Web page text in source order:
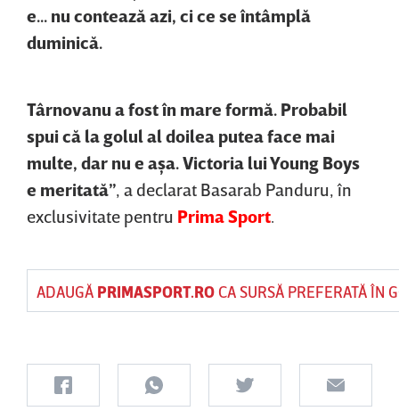
e... nu contează azi, ci ce se întâmplă
duminică.
Târnovanu a fost în mare formă. Probabil
spui că la golul al doilea putea face mai
multe, dar nu e aşa. Victoria lui Young Boys
e meritată” , a declarat Basarab Panduru, în
exclusivitate pentru Prima Sport
ADAUGĂ PRIMASPORT.ROCA SURSĂ PREFERATĂ ÎN